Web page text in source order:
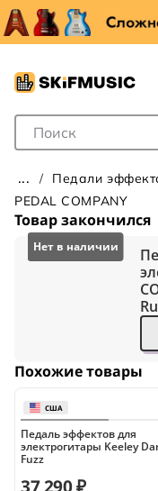
Поле для Поиска
Педали
PEDAL COMPANY
Товар закончился
Похожие товары
Педаль эффектов для
электрогитары Keeley
Fuzz